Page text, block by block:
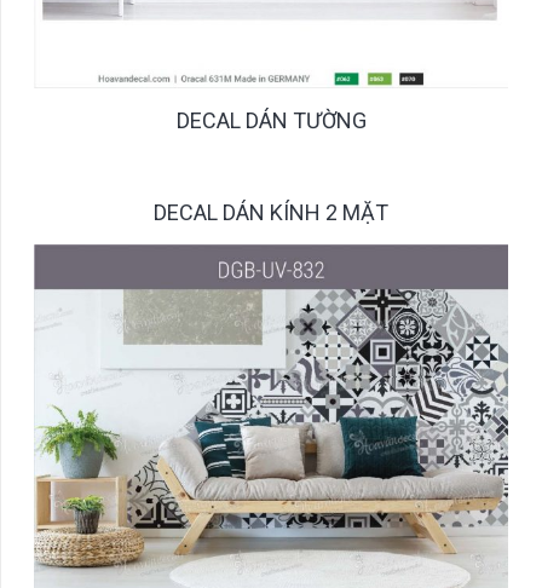
DECAL DÁN TƯỜNG
DECAL DÁN KÍNH 2 MẶT